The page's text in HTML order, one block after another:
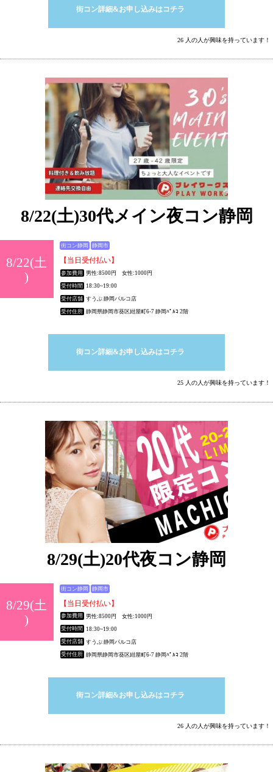
街コン詳細&お申し込みはコチラ
26 人の人が興味を持っています！
8/22(土)30代メイン夜コン静岡
8/22(土
)
街コン静岡 静岡市
【当日受付払い】
参加費用 男性:8500円 女性:1000円
受付時間 18:30~19:00
受付店舗 すうぷ 静岡パルコ店
受付住所 静岡県静岡市葵区紺屋町6-7 静岡ﾊﾟﾙｺ 2階
街コン詳細&お申し込みはコチラ
25 人の人が興味を持っています！
8/29(土)20代夜コン静岡
8/29(土
)
街コン静岡 静岡市
【当日受付払い】
参加費用 男性:8500円 女性:1000円
受付時間 18:30~19:00
受付店舗 すうぷ 静岡パルコ店
受付住所 静岡県静岡市葵区紺屋町6-7 静岡ﾊﾟﾙｺ 2階
街コン詳細&お申し込みはコチラ
26 人の人が興味を持っています！